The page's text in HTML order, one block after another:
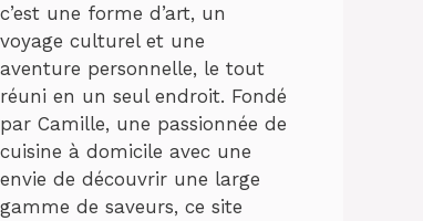
c’est une forme d’art, un
voyage culturel et une
aventure personnelle, le tout
réuni en un seul endroit. Fondé
par Camille, une passionnée de
cuisine à domicile avec une
envie de découvrir une large
gamme de saveurs, ce site